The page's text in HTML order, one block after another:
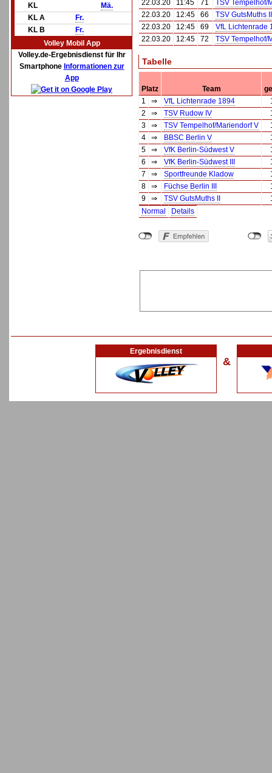
KL
Mä.
KL A
Fr.
KL B
Fr.
Volley Mobil App
Volley.de-Ergebnisdienst für Ihr
Smartphone Informationen zur
App
22.03.20
11:45 71
TSV Tempelhof/
22.03.20
12:45 66
TSV GutsMuths
22.03.20
12:45 69
VfL Lichtenrade
22.03.20
12:45 72 TSV Tempelhof/
Tabelle
Platz Team
1
⇒ VfL Lichtenrade 1894
2
⇒ TSV Rudow IV
3
⇒ TSV Tempelhof/Mariendorf V
4
⇒ BBSC Berlin V
5
⇒ VfK Berlin-Südwest V
6
⇒ VfK Berlin-Südwest III
7
⇒ Sportfreunde Kladow
8
⇒ Füchse Berlin III
9
⇒ TSV GutsMuths II
Normal
Details
Ergebnisdienst
&